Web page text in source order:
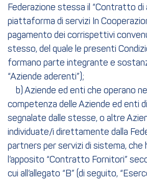
Federazione stessa il “Contratto di
piattaforma di servizi In
pagamento dei corrispettivi
stesso, del quale le presenti
formano parte integrante e
“Aziende aderenti”);
b) Aziende ed enti che operano
competenza delle Aziende ed enti
segnalate dalle stesse, o altre
individuate/i direttamente dalla
partners per servizi di sistema,
l’apposito “Contratto Fornitori”
cui all’allegato “B” (di seguito,